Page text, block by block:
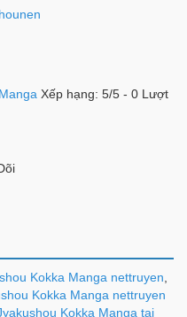
Xếp hạng: 5/5 - 0 Lượt
Kokka Manga nettruyen
Kokka Manga nettruyen
Kokka Manga tại